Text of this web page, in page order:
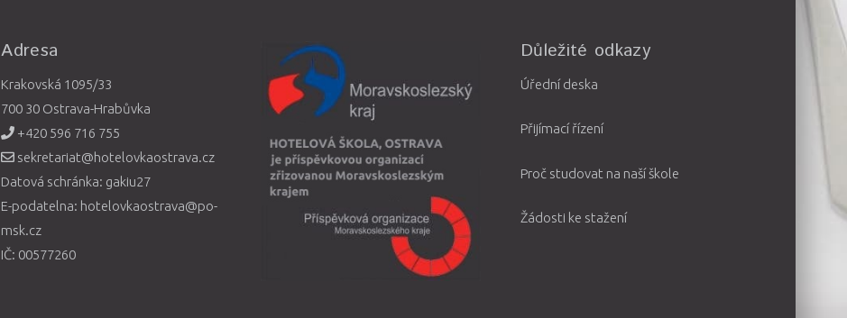
Adresa
Krakovská 1095/33
700 30 Ostrava-Hrabůvka
+420 596 716 755
sekretariat@hotelovkaostrava.cz
Datová schránka: gakiu27
E-podatelna: hotelovkaostrava@po-
msk.cz
IČ: 00577260
Důležité odkazy
Úřední deska
Přijímací řízení
Proč studovat na naší škole
Žádosti ke stažení